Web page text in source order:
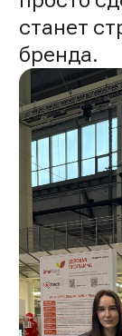
станет
бренда.